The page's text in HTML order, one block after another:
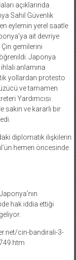
açıklarında
Sahil Güvenlik
eylemin yerel saatle
ait devriye
gemilerini
Japonya
anlamına
yollardan protesto
ve tamamen
Yardımcısı
sakin ve kararlı bir
diplomatik ilişkilerin
hemen öncesinde
hak iddia ettiği
cin-bandirali-3-